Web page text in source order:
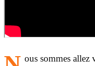
ous sommes allez